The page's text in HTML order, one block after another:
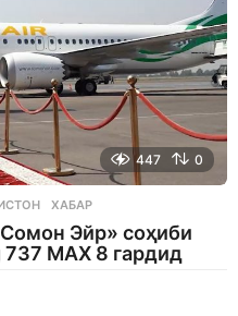
447 0
,ХАБАР
Эйр» соҳиби
MAX 8 гардид